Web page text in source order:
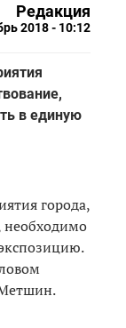
Редакция
2018 - 10:12
в единую
города,
необходимо